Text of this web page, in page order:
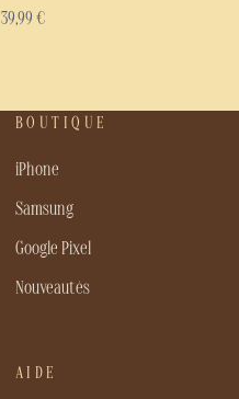
39,99 €
BOUTIQUE
iPhone
Samsung
Google Pixel
Nouveautés
AIDE